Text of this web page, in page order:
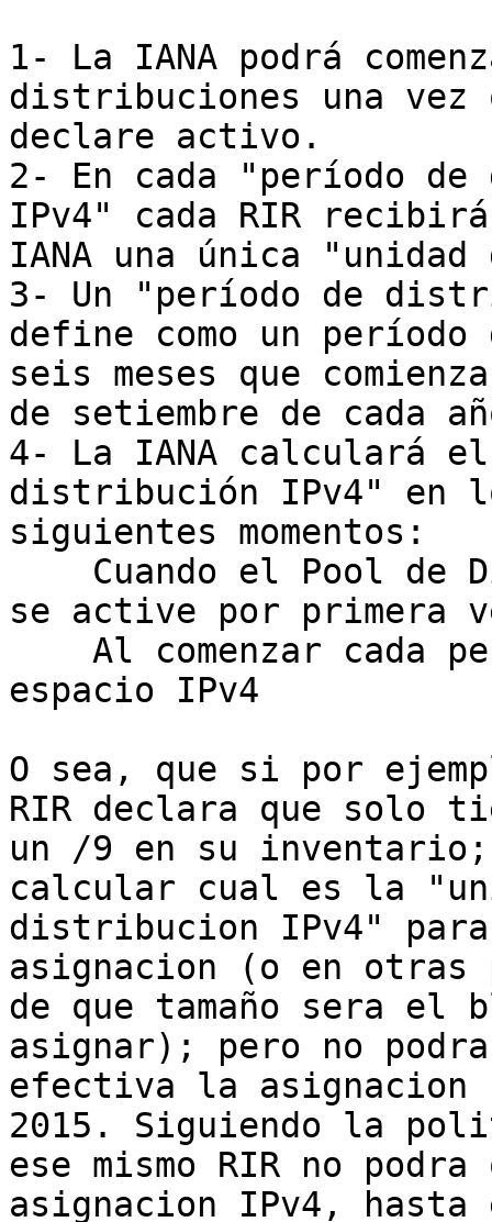
1- La IANA podrá
distribuciones una
declare activo.
2- En cada "período
IPv4" cada RIR
IANA una única
3- Un "período de
define como un
seis meses que
de setiembre de cada
4- La IANA calculará
distribución IPv4" en
siguientes momentos:
se active por primera
espacio IPv4
O sea, que si por
RIR declara que solo
un /9 en su inventario;
calcular cual es la
distribucion IPv4"
asignacion (o en
de que tamaño sera el
asignar); pero no
efectiva la asignacion
2015. Siguiendo la
ese mismo RIR no
asignacion IPv4,